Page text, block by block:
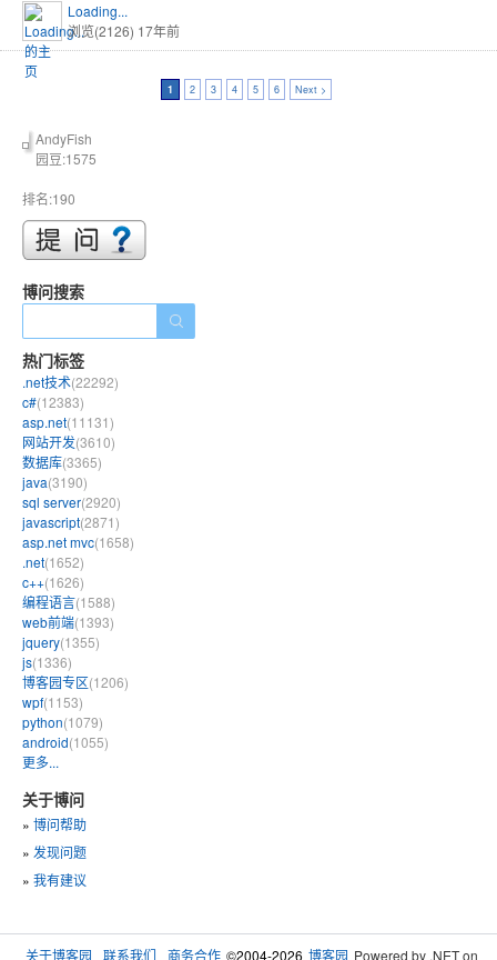
Loading...
浏览(2126) 17年前
1 2 3 4 5 6 Next >
AndyFish
园豆:1575
排名:190
博问搜索
热门标签
.net技术(22292)
c#(12383)
asp.net(11131)
网站开发(3610)
数据库(3365)
java(3190)
sql server(2920)
javascript(2871)
asp.net mvc(1658)
.net(1652)
c++(1626)
编程语言(1588)
web前端(1393)
jquery(1355)
js(1336)
博客园专区(1206)
wpf(1153)
python(1079)
android(1055)
更多...
关于博问
» 博问帮助
» 发现问题
» 我有建议
关于博客园 联系我们 商务合作 ©2004-2026 博客园 Powered by .NET on